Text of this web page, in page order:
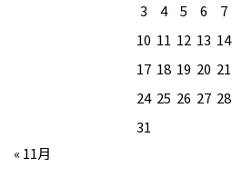
3
4 5 6 7
10 11 12 13 14
17 18 19 20 21
24 25 26 27 28
31
« 11月